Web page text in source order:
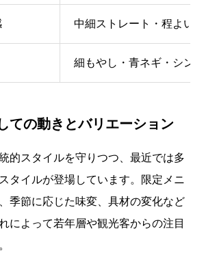
中細ストレート・程よい
細もやし・青ネギ・シン
ての動きとバリエーション
的スタイルを守りつつ、最近では多
タイルが登場しています。限定メニ
季節に応じた味変、具材の変化など
によって若年層や観光客からの注目